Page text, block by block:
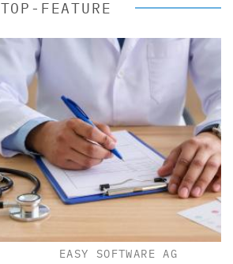
TOP-FEATURE
EASY SOFTWARE AG